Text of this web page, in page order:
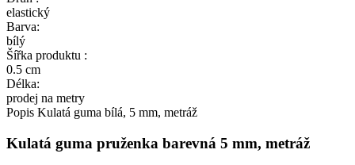
elastický
Barva:
bílý
Šířka produktu :
0.5 cm
Délka:
prodej na metry
Popis Kulatá guma bílá, 5 mm, metráž
Kulatá guma pruženka barevná 5 mm, metráž